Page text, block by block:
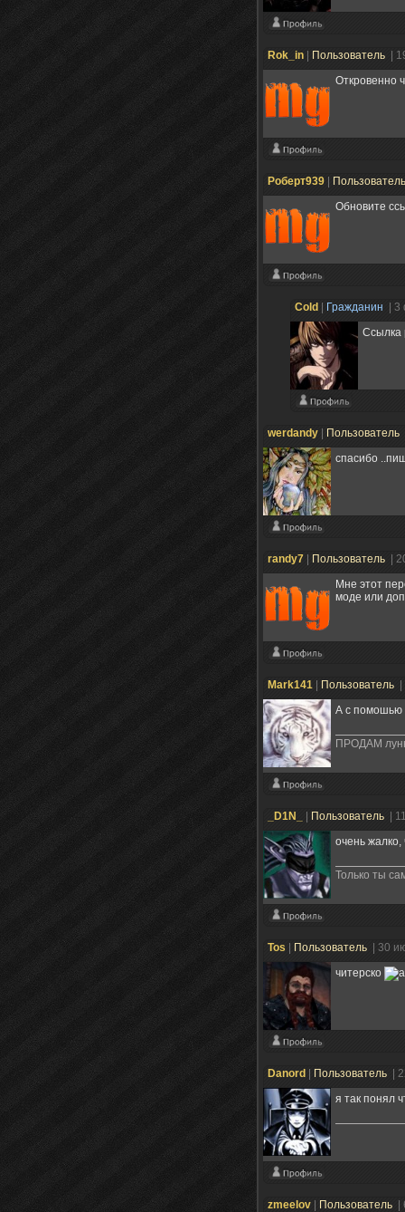
Rok_in | Пользователь |
Откровенно
Роберт939 |
Обновите
Cold | Гражданин | 3
Ссылка
werdandy | Пользователь
спасибо
randy7 | Пользователь |
Мне этот
моде или
Mark141 | Пользователь |
А с помошью
ПРОДАМ
_D1N_ | Пользователь |
очень жалко,
Только ты
Tos | Пользователь | 30
читерско
Danord | Пользователь |
я так понял
zmeelov | Пользователь |